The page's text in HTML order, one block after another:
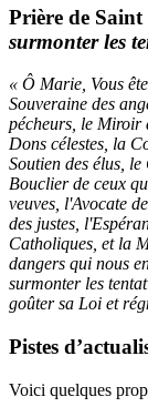
Prière de
surmonter les
« Ô Marie, Vous
Souveraine des
pécheurs, le Miroir
Dons célestes, la
Soutien des élus,
Bouclier de ceux
veuves, l'Avocate
des justes,
Catholiques, et la
dangers qui nous
surmonter les
goûter sa Loi et
Pistes
Voici quelques